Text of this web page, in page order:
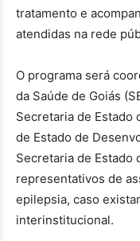
tratamento e
atendidas na rede
O programa será
da Saúde de Goiás
Secretaria de Estado
de Estado de
Secretaria de Estado
representativos de
epilepsia, caso
interinstitucional.